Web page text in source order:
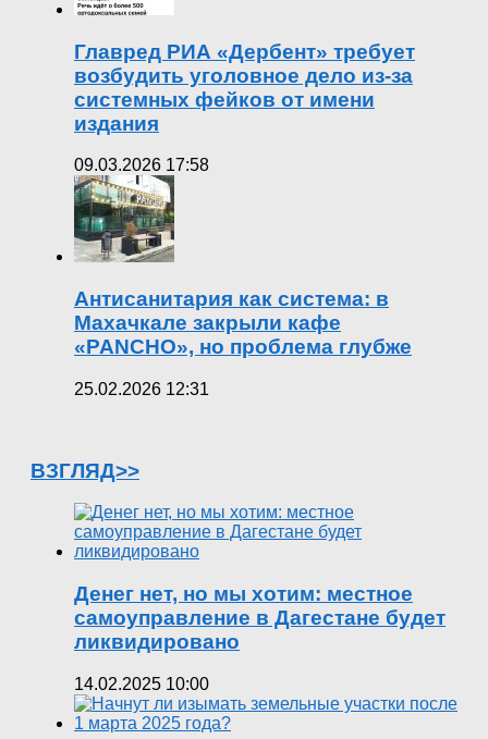
Главред РИА «Дербент» требует
возбудить уголовное дело из-за
системных фейков от имени
издания
09.03.2026 17:58
Антисанитария как система: в
Махачкале закрыли кафе
«PANCHO», но проблема глубже
25.02.2026 12:31
ВЗГЛЯД>>
Денег нет, но мы хотим: местное
самоуправление в Дагестане будет
ликвидировано
14.02.2025 10:00